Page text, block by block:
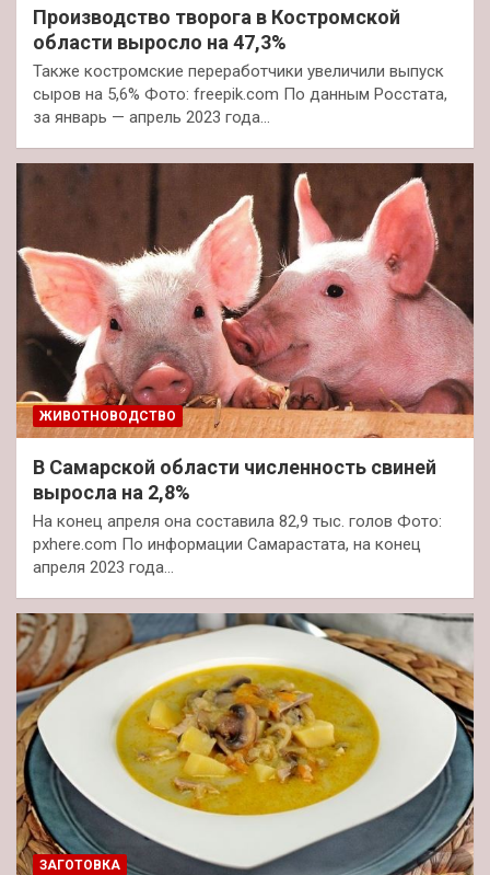
Производство творога в Костромской
области выросло на 47,3%
Также костромские переработчики увеличили выпуск
сыров на 5,6% Фото: freepik.com По данным Росстата,
за январь — апрель 2023 года…
ЖИВОТНОВОДСТВО
В Самарской области численность свиней
выросла на 2,8%
На конец апреля она составила 82,9 тыс. голов Фото:
pxhere.com По информации Самарастата, на конец
апреля 2023 года…
ЗАГОТОВКА